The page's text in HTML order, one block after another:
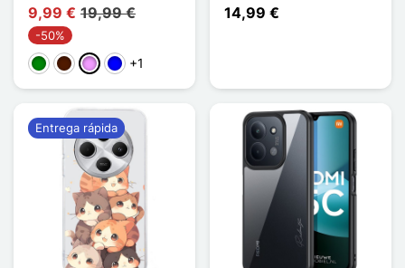
9,99 € 19,99 €
-50%
VerdeMarrón oscuro
Morado claro
Azul+1
14,99 €
Entrega rápida